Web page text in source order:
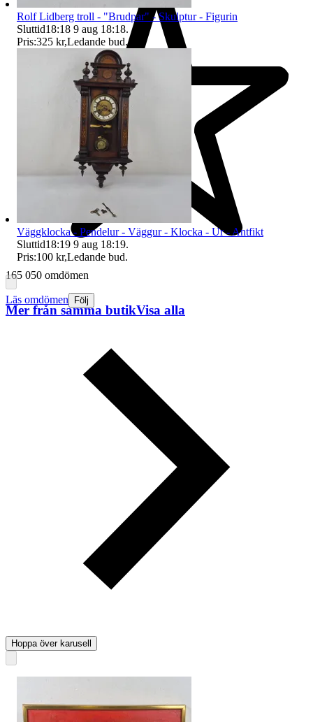
165 050 omdömen
Läs omdömen Följ
Rolf Lidberg troll - "Brudpar" - Skulptur - Figurin
Sluttid18:18 9 aug 18:18.
Pris:325 kr,Ledande bud.
Väggklocka - Pendelur - Väggur - Klocka - Ur - Antfikt
Sluttid18:19 9 aug 18:19.
Pris:100 kr,Ledande bud.
Mer från samma butikVisa alla
Hoppa över karusell